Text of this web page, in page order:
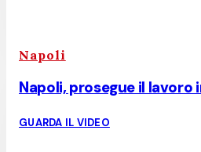
Napoli
Napoli, prosegue il lavoro
GUARDA IL VIDEO